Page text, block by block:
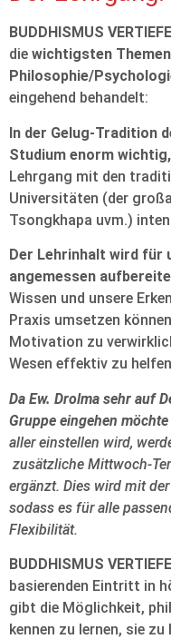
BUDDHISMUS
die wichtigsten
Philosophie/
eingehend behandelt:
In der Gelug-Tradition
Studium enorm wichtig,
Lehrgang mit den
Universitäten (der
Tsongkhapa uvm.)
Der Lehrinhalt wird für
angemessen
Wissen und unsere
Praxis umsetzen
Motivation zu
Wesen effektiv zu
Da Ew. Drolma sehr auf
Gruppe eingehen möchte
aller einstellen wird,
zusätzliche Mittwoch-
ergänzt. Dies wird mit
sodass es für alle
Flexibilität.
BUDDHISMUS
basierenden Eintritt in
gibt die Möglichkeit,
kennen zu lernen, sie